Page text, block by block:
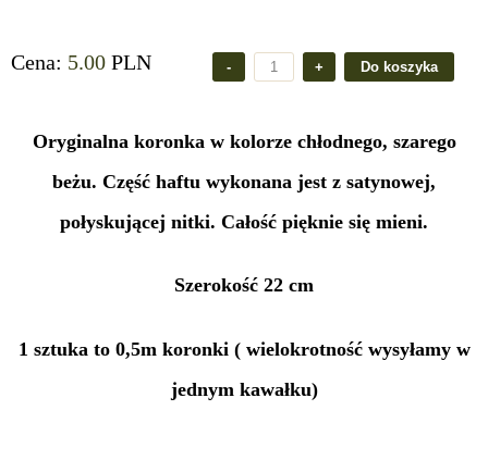
Cena: 5.00 PLN
Oryginalna koronka w kolorze chłodnego, szarego
beżu. Część haftu wykonana jest z satynowej,
połyskującej nitki. Całość pięknie się mieni.
Szerokość 22 cm
1 sztuka to 0,5m koronki ( wielokrotność wysyłamy w
jednym kawałku)